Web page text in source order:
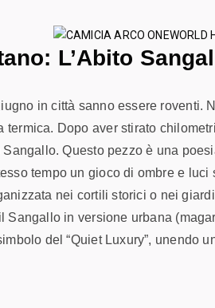
L’Abito
in città sanno essere roventi.
Dopo aver stirato
Sangallo. Questo pezzo è una
tempo un gioco di ombre e
nei cortili storici o nei
in versione urbana
del “Quiet Luxury”, unendo